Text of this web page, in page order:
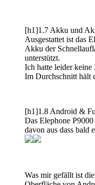
[h1]1.7 Akku und
Ausgestattet ist das
Akku der
unterstützt.
Ich hatte leider
Im Durchschnitt hält
[h1]1.8 Android &
Das Elephone
davon aus dass bald
Was mir gefällt ist